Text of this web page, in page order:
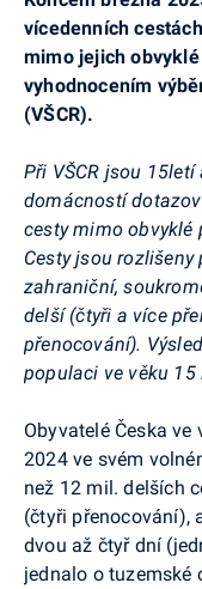
vícedenních
mimo jejich
vyhodnocením
(VŠCR).
Při VŠCR jsou
domácností
cesty mimo obvyklé
Cesty jsou
zahraniční,
delší (čtyři a více
přenocování).
populaci ve věku 15
Obyvatelé Česka
2024 ve svém
než 12 mil. delších
(čtyři přenocování),
dvou až čtyř dní
jednalo o tuzemské